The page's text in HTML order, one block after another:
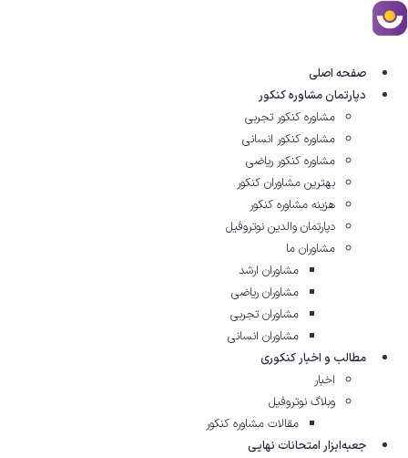
پرش
به
صفحه اصلی
دپارتمان مشاوره کنکور
مشاوره کنکور تجربی
مشاوره کنکور انسانی
مشاوره کنکور ریاضی
بهترین مشاوران کنکور
هزینه مشاوره کنکور
دپارتمان والدین نوتروفیل
مشاوران ما
مشاوران ارشد
مشاوران ریاضی
مشاوران تجربی
مشاوران انسانی
مطالب و اخبار کنکوری
اخبار
وبلاگ نوتروفیل
مقالات مشاوره‌ کنکور
جعبه‌ابزار امتحانات نهایی